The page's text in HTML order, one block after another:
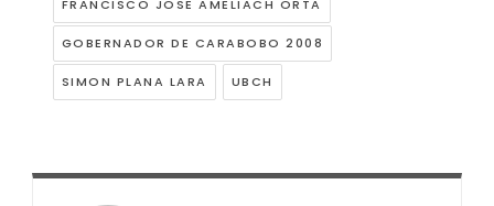
FRANCISCO JOSE AMELIACH ORTA
GOBERNADOR DE CARABOBO 2008
SIMON PLANA LARA UBCH